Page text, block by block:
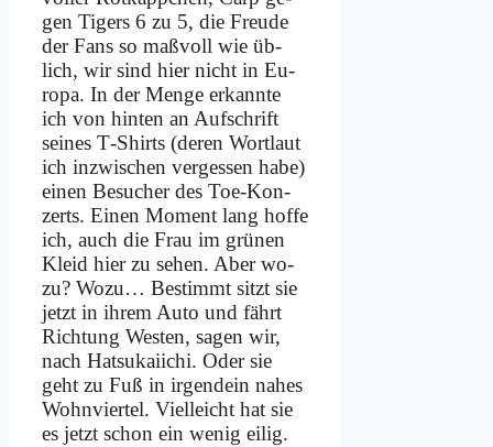
gen Ti­gers 6 zu 5, die Freu­de
der Fans so maß­voll wie üb­
lich, wir sind hier nicht in Eu­
ro­pa. In der Men­ge er­kann­te
ich von hin­ten an Auf­schrift
sei­nes T‑Shirts (de­ren Wort­laut
ich in­zwi­schen ver­ges­sen ha­be)
ei­nen Be­su­cher des Toe-Kon­
zerts. Ei­nen Mo­ment lang hof­fe
ich, auch die Frau im grü­nen
Kleid hier zu se­hen. Aber wo­
zu? Wo­zu… Be­stimmt sitzt sie
jetzt in ih­rem Au­to und fährt
Rich­tung We­sten, sa­gen wir,
nach Hats­ukai­i­chi. Oder sie
geht zu Fuß in ir­gend­ein na­hes
Wohn­vier­tel. Viel­leicht hat sie
es jetzt schon ein we­nig ei­lig.